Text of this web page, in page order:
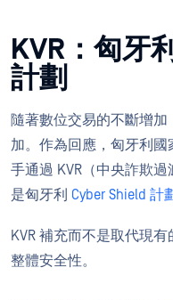
KVR：匈牙
計劃
隨著數位交易的不斷增
加。作為回應，匈牙利國
手通過 KVR（中央詐欺
是匈牙利 Cyber Shield 計
KVR 補充而不是取代現
整體安全性。